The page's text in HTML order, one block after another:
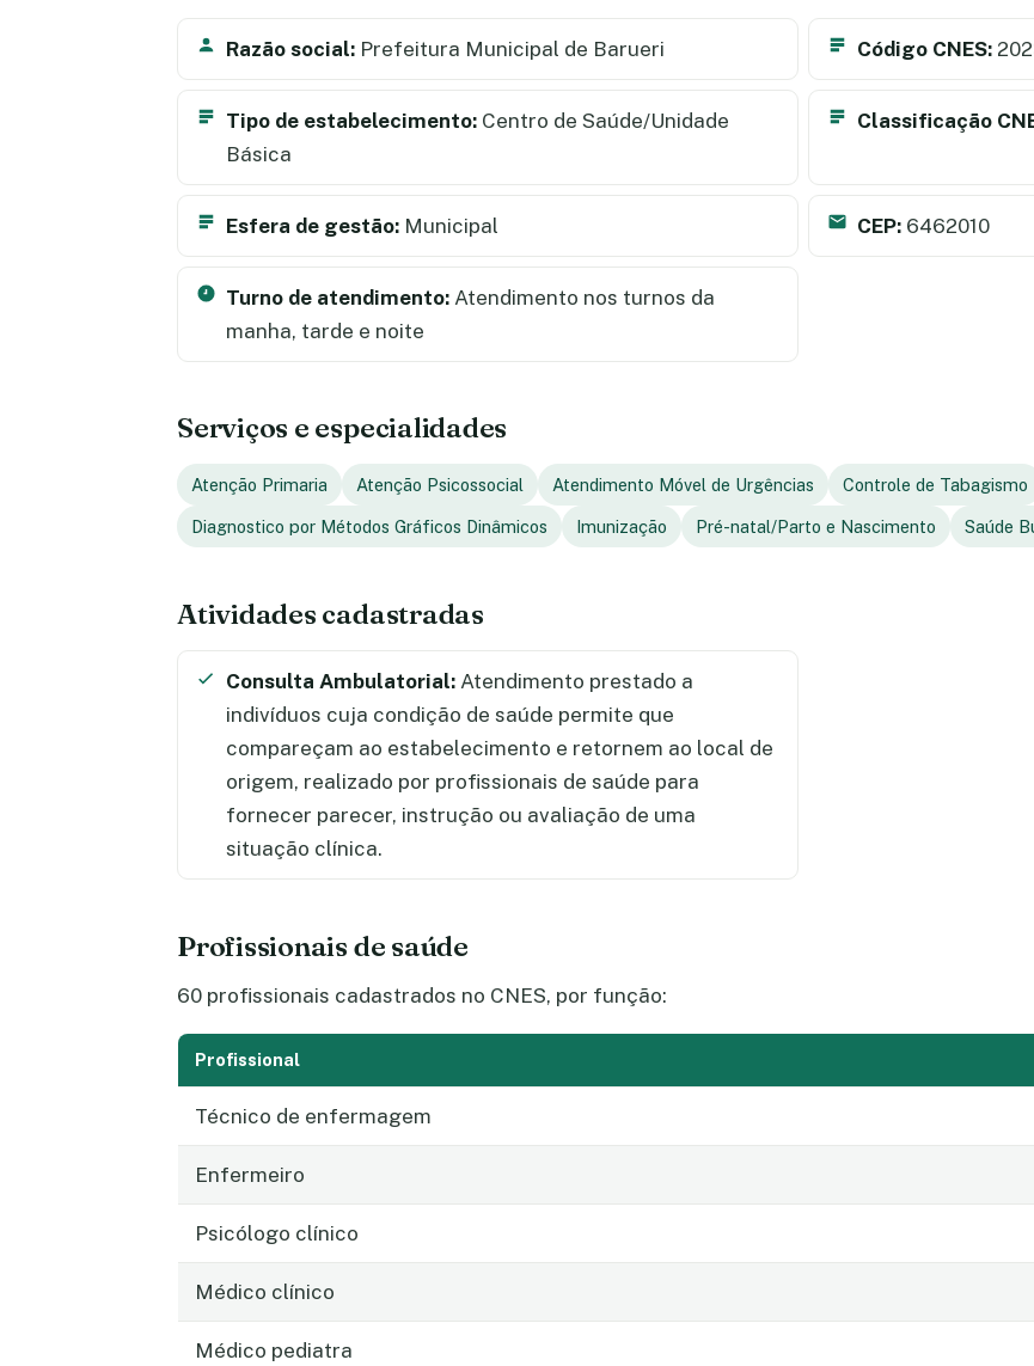
Razão social: Prefeitura Municipal de Barueri Código CNES:
Tipo de estabelecimento: Centro de Saúde/Unidade
Básica
Classificação
Esfera de gestão: Municipal CEP: 6462010
Turno de atendimento: Atendimento nos turnos da
manha, tarde e noite
Serviços e especialidades
Atenção Primaria Atenção Psicossocial Atendimento Móvel de Urgências Controle de Tabagismo
Diagnostico por Métodos Gráficos Dinâmicos Imunização Pré-natal/Parto e Nascimento Saúde
Atividades cadastradas
Consulta Ambulatorial: Atendimento prestado a
indivíduos cuja condição de saúde permite que
compareçam ao estabelecimento e retornem ao local de
origem, realizado por profissionais de saúde para
fornecer parecer, instrução ou avaliação de uma
situação clínica.
Profissionais de saúde
60 profissionais cadastrados no CNES, por função:
Profissional
Técnico de enfermagem
Enfermeiro
Psicólogo clínico
Médico clínico
Médico pediatra